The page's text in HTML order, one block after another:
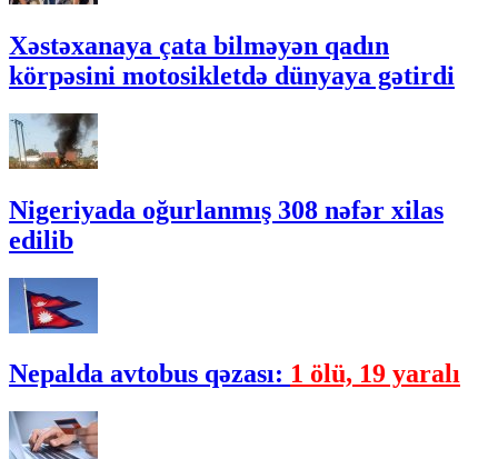
Xəstəxanaya çata bilməyən qadın
körpəsini motosikletdə dünyaya gətirdi
Nigeriyada oğurlanmış 308 nəfər xilas
edilib
Nepalda avtobus qəzası: 1 ölü, 19 yaralı